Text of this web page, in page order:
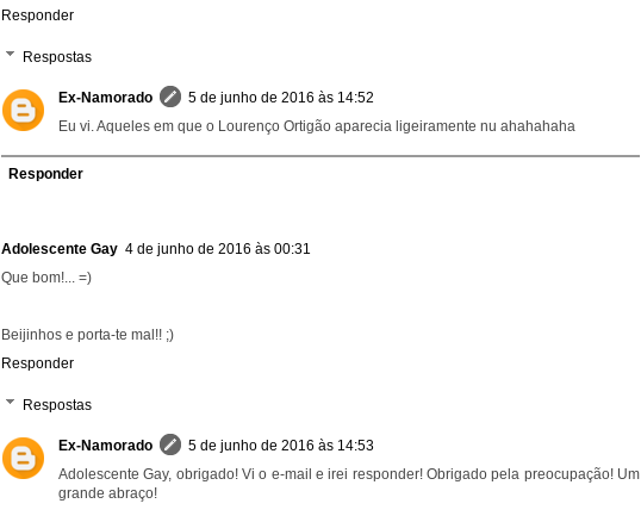
Responder
Respostas
Ex-Namorado
5 de junho de 2016 às 14:52
Eu vi. Aqueles em que o Lourenço Ortigão aparecia ligeiramente nu ahahahaha
Responder
Adolescente Gay 4 de junho de 2016 às 00:31
Que bom!... =)
Beijinhos e porta-te mal!! ;)
Responder
Respostas
Ex-Namorado
5 de junho de 2016 às 14:53
Adolescente Gay, obrigado! Vi o e-mail e irei responder! Obrigado pela preocupação! Um
grande abraço!